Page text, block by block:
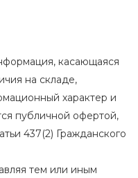
касающаяся
на складе,
характер и
публичной офертой,
437(2) Гражданского
тем или иным